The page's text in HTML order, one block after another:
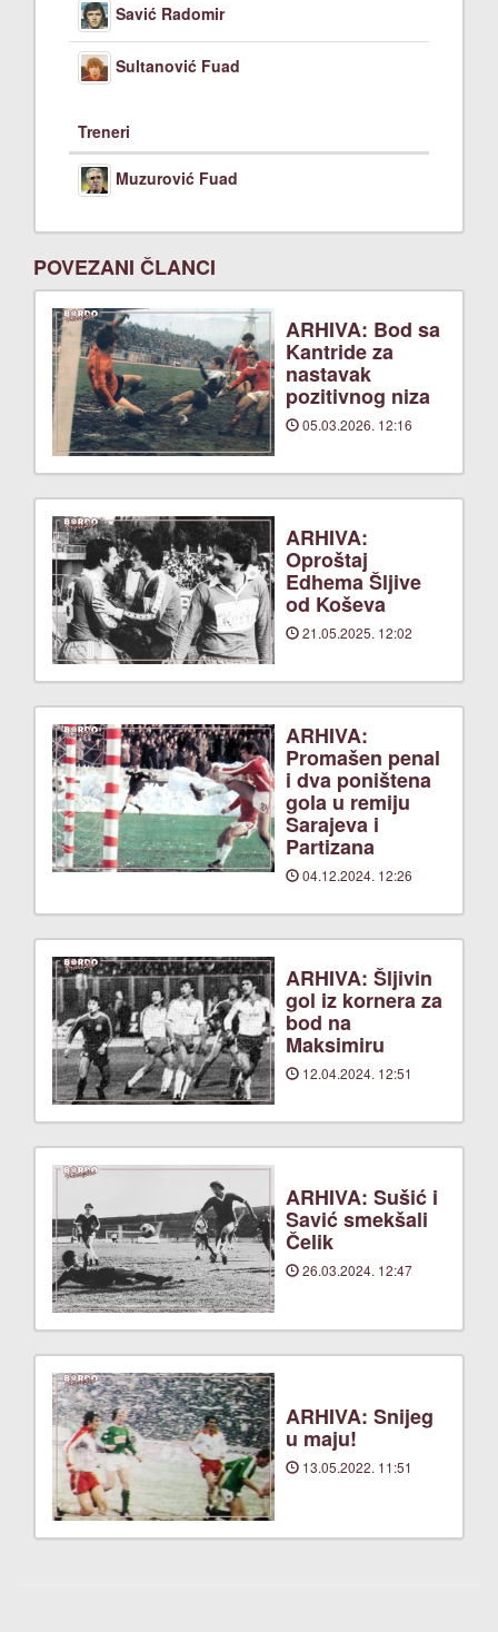
Savić Radomir
Sultanović Fuad
Treneri
Muzurović Fuad
POVEZANI ČLANCI
ARHIVA: Bod sa
Kantride za
nastavak
pozitivnog niza
05.03.2026. 12:16
ARHIVA:
Oproštaj
Edhema Šljive
od Koševa
21.05.2025. 12:02
ARHIVA:
Promašen penal
i dva poništena
gola u remiju
Sarajeva i
Partizana
04.12.2024. 12:26
ARHIVA: Šljivin
gol iz kornera za
bod na
Maksimiru
12.04.2024. 12:51
ARHIVA: Sušić i
Savić smekšali
Čelik
26.03.2024. 12:47
ARHIVA: Snijeg
u maju!
13.05.2022. 11:51